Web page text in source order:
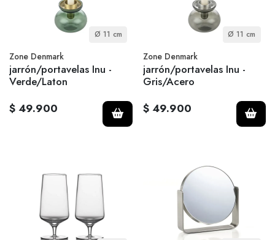
Ø 11 cm
Zone Denmark
jarrón/portavelas Inu -
Verde/Laton
$ 49.900
Ø 11 cm
Zone Denmark
jarrón/portavelas Inu -
Gris/Acero
$ 49.900